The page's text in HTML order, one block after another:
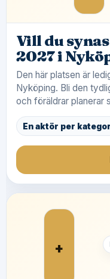
Vill du
2027 i
Den här platsen är
Nyköping. Bli den
och föräldrar planerar
En aktör per
+